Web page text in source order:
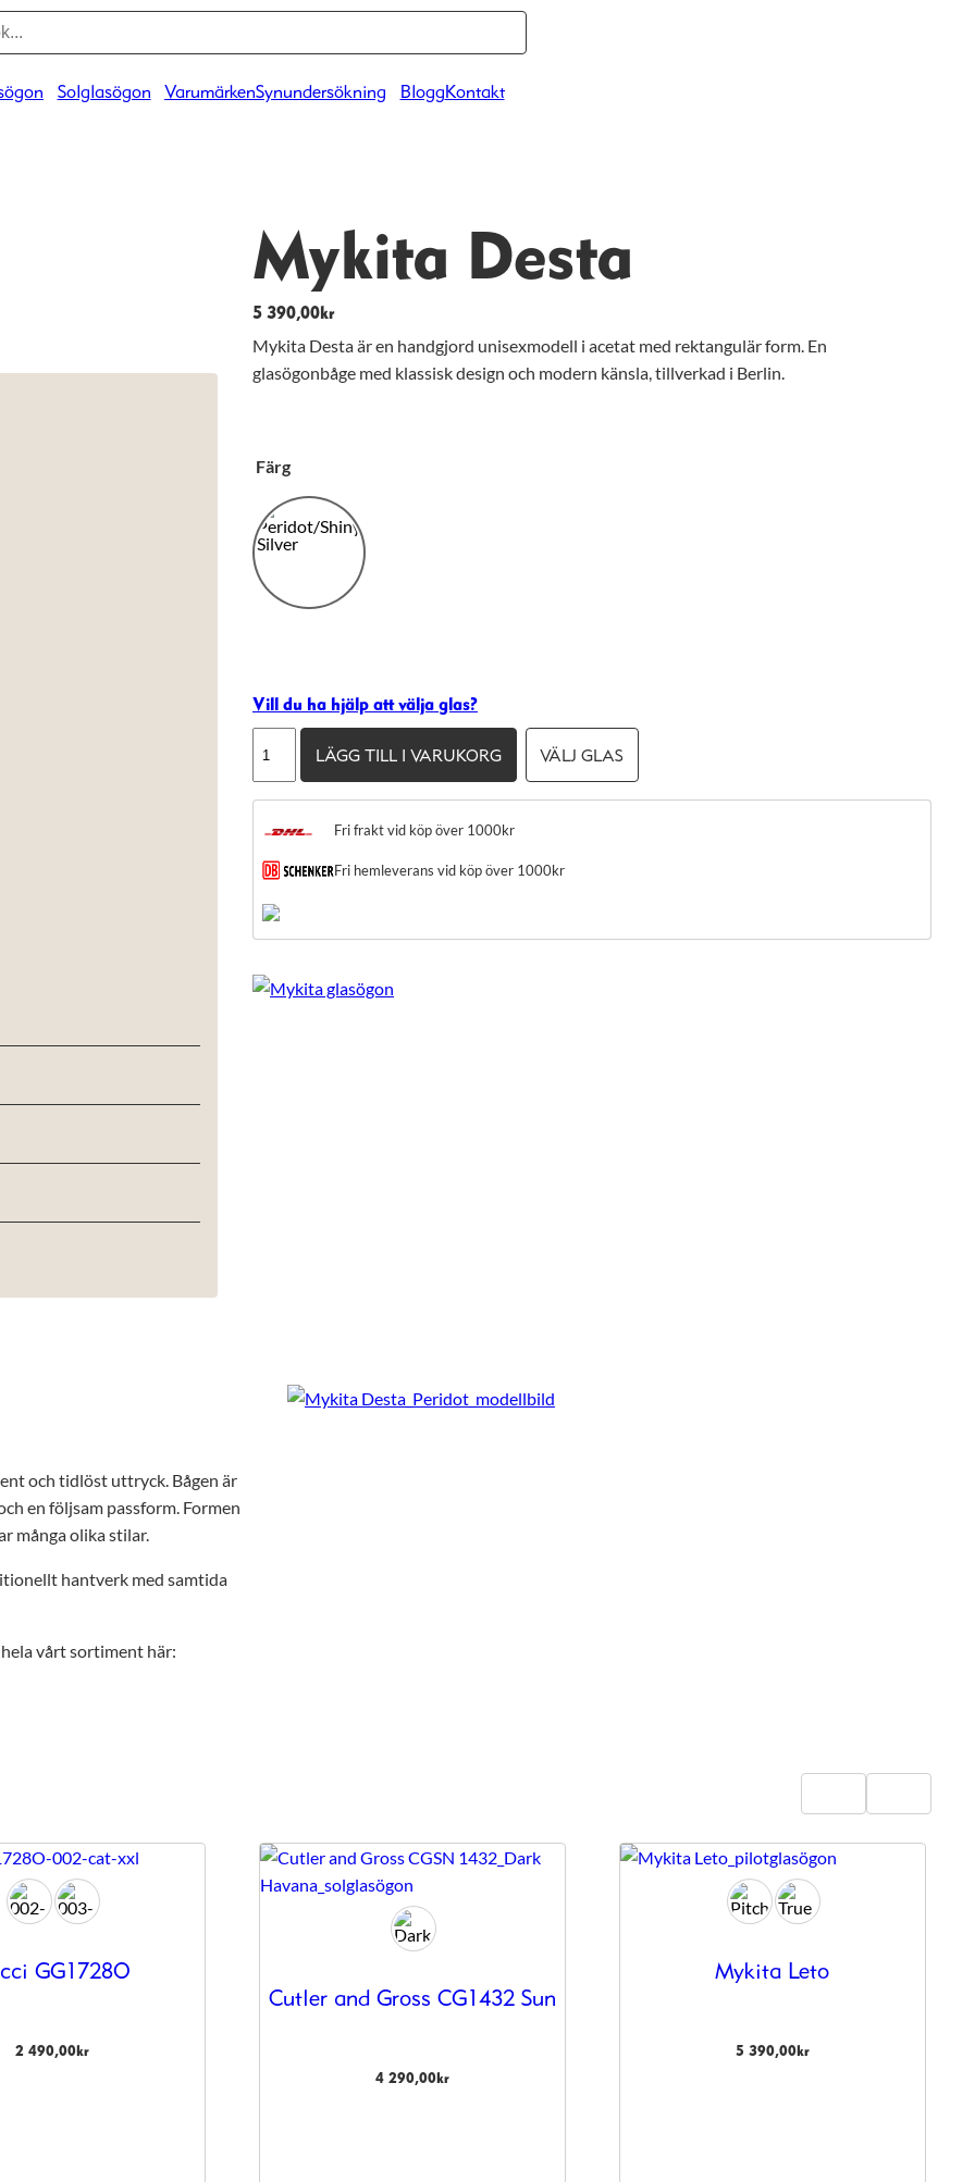
Solglasögon VarumärkenSynundersökning Blogg Kontakt
Mykita Desta
5 390,00 kr
Mykita Desta är en handgjord unisexmodell i acetat med rektangulär form. En
glasögonbåge med klassisk design och modern känsla, tillverkad i Berlin.
Färg
Vill du ha hjälp att välja glas?
Desta
mängd
LÄGG TILL I VARUKORG VÄLJ GLAS
Fri frakt vid köp över 1000kr
Fri hemleverans vid köp över 1000kr
och tidlöst uttryck. Bågen är
en följsam passform. Formen
många olika stilar.
hantverk med samtida
vårt sortiment här:
GG1728O
2 490,00kr
Cutler and Gross CG1432 Sun
4 290,00kr
Mykita Leto
5 390,00kr